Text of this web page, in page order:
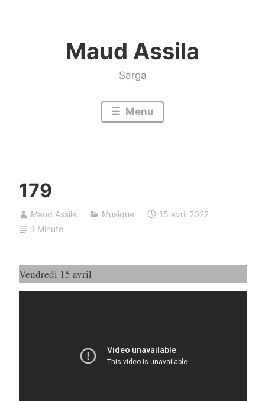
Maud Assila
Sarga
Menu
179
Maud Assila Musique
15 avril 2022
1 Minute
Vendredi 15 avril